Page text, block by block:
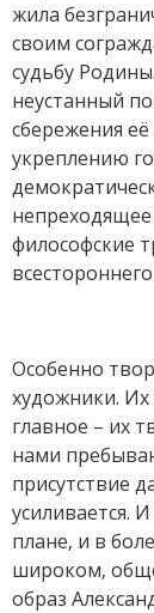
жила
своим
судьбу
неустанный
сбережения
укреплению
философские
Особенно
художники. Их
главное – их
нами
присутствие
усиливается.
плане, и в
широком,
образ